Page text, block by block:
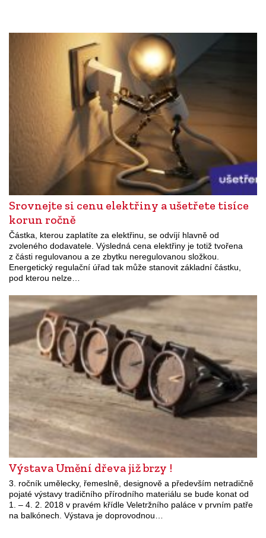
Srovnejte si cenu elektřiny a ušetřete tisíce
korun ročně
Částka, kterou zaplatíte za elektřinu, se odvíjí hlavně od
zvoleného dodavatele. Výsledná cena elektřiny je totiž tvořena
z části regulovanou a ze zbytku neregulovanou složkou.
Energetický regulační úřad tak může stanovit základní částku,
pod kterou nelze…
Výstava Umění dřeva již brzy !
3. ročník umělecky, řemeslně, designově a především netradičně
pojaté výstavy tradičního přírodního materiálu se bude konat od
1. – 4. 2. 2018 v pravém křídle Veletržního paláce v prvním patře
na balkónech. Výstava je doprovodnou…